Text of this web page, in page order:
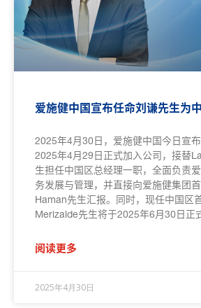
爱施健中国宣布任命刘谦先生为
2025年4月30日，爱施健中国今日宣
2025年4月29日正式加入公司，接替
生担任中国区总经理一职，全面负责
务发展与管理，并直接向爱施健集团
Haman先生汇报。同时，现任中国区
Merizalde先生将于2025年6月30日正
阅读更多
2025年4月30日